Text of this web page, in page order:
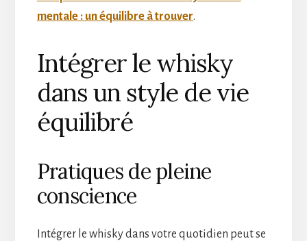
mentale : un équilibre à trouver.
Intégrer le whisky
dans un style de vie
équilibré
Pratiques de pleine
conscience
Intégrer le whisky dans votre quotidien peut se